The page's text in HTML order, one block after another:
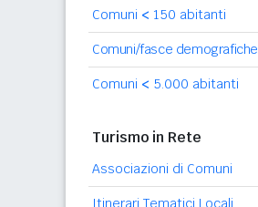
Comuni < 150 abitanti
Comuni/fasce demografiche
Comuni < 5.000 abitanti
Turismo in Rete
Associazioni di Comuni
Itinerari Tematici Locali